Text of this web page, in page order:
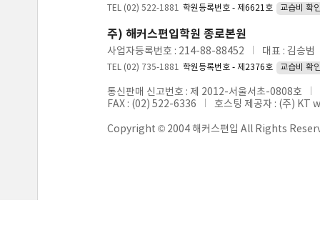
TEL (02) 522-1881 학원등록번호 - 제6621호 교습비 확
주) 해커스편입학원 종로본원
사업자등록번호 : 214-88-88452 대표 : 김승범
TEL (02) 735-1881 학원등록번호 - 제2376호 교습비 확
통신판매 신고번호 : 제 2012-서울서초-0808호
FAX : (02) 522-6336
호스팅 제공자 : (주)
Copyright © 2004 해커스편입 All Rights